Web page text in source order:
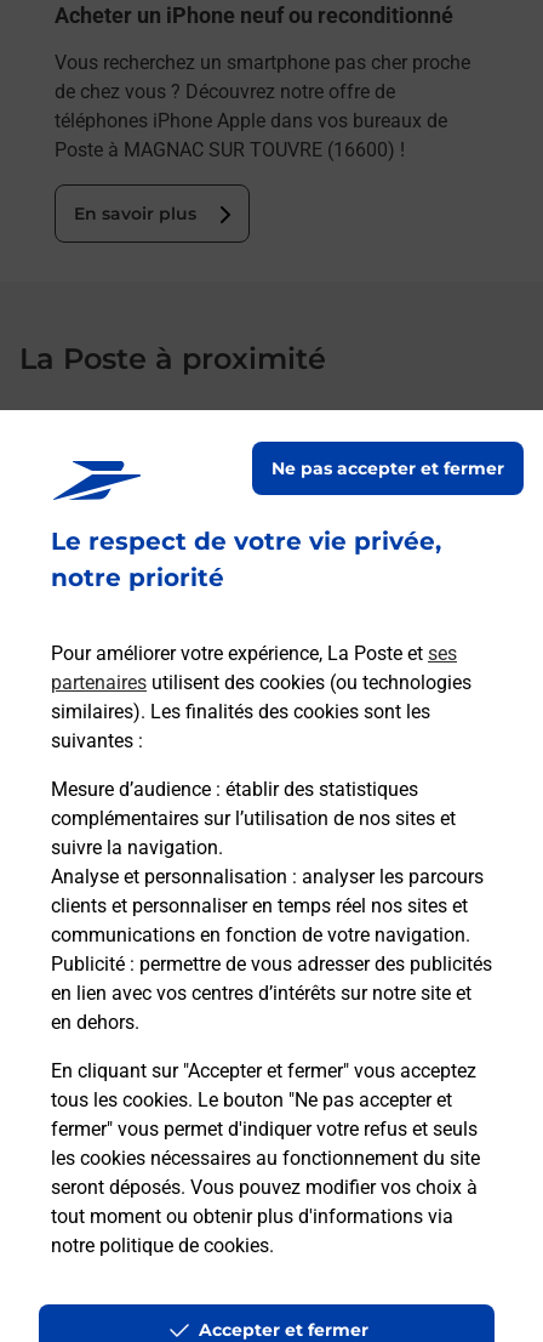
Le respect de votre vie privée,
notre priorité
Pour améliorer votre expérience, La Poste et ses
partenaires utilisent des cookies (ou technologies
similaires). Les finalités des cookies sont les
suivantes :
Mesure d’audience : établir des statistiques
complémentaires sur l’utilisation de nos sites et
suivre la navigation.
Analyse et personnalisation : analyser les parcours
clients et personnaliser en temps réel nos sites et
communications en fonction de votre navigation.
Publicité : permettre de vous adresser des publicités
en lien avec vos centres d’intérêts sur notre site et
en dehors.
En cliquant sur "Accepter et fermer" vous acceptez
tous les cookies. Le bouton "Ne pas accepter et
fermer" vous permet d'indiquer votre refus et seuls
les cookies nécessaires au fonctionnement du site
seront déposés. Vous pouvez modifier vos choix à
tout moment ou obtenir plus d'informations via
notre politique de cookies.
Ne pas accepter et fermer
Accepter et fermer
Acheter un iPhone neuf ou reconditionné
Vous recherchez un smartphone pas cher proche
de chez vous ? Découvrez notre offre de
téléphones iPhone Apple dans vos bureaux de
Poste à MAGNAC SUR TOUVRE (16600) !
En savoir plus
La Poste à proximité
RUELLE
Fermé- ouvre samedi à 09h00
115 RUE CAMILLE PELLETAN
En savoir plus
La Poste
MORNAC
Fermeture Temporaire
8 RUE DES ECOLES
16600 MORNAC
En savoir plus
Malin !
La Poste
en ligne
Ouvert 24h/24
En savoir plus